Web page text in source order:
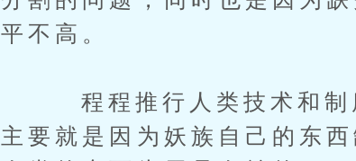
平不高。
程程推行人类技术和制度
主要就是因为妖族自己的东